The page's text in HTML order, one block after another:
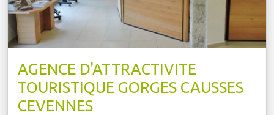
AGENCE D'ATTRACTIVITE
TOURISTIQUE GORGES CAUSSES
CEVENNES